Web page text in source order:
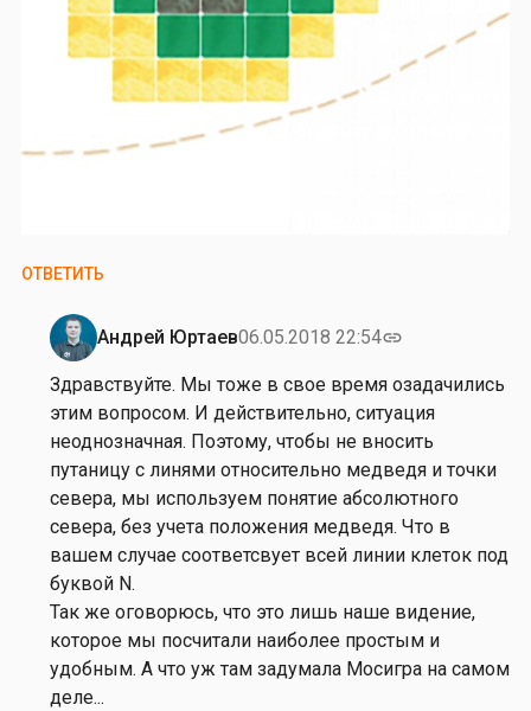
ОТВЕТИТЬ
Андрей Юртаев06.05.2018 22:54link
Ответ
на
от
М
а
к
с
А
м
б
и
н
д
Здравствуйте. Мы тоже в свое время озадачились
этим вопросом. И действительно, ситуация
неоднозначная. Поэтому, чтобы не вносить
путаницу с линями относительно медведя и точки
севера, мы используем понятие абсолютного
севера, без учета положения медведя. Что в
вашем случае соответсвует всей линии клеток под
буквой N.
Так же оговорюсь, что это лишь наше видение,
которое мы посчитали наиболее простым и
удобным. А что уж там задумала Мосигра на самом
деле...